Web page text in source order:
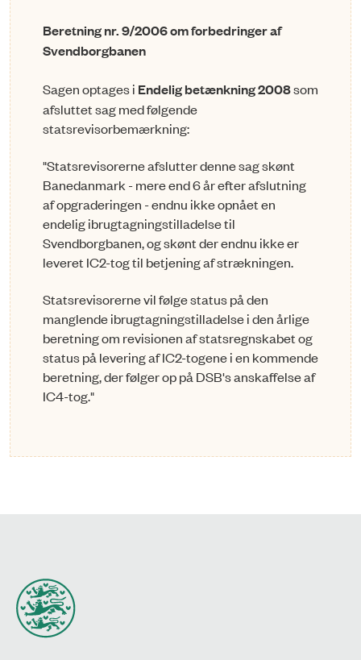
Beretning nr. 9/2006 om forbedringer af
Svendborgbanen
Sagen optages i Endelig betænkning 2008som
afsluttet sag med følgende
statsrevisorbemærkning:
"Statsrevisorerne afslutter denne sag skønt
Banedanmark - mere end 6 år efter afslutning
af opgraderingen - endnu ikke opnået en
endelig ibrugtagningstilladelse til
Svendborgbanen, og skønt der endnu ikke er
leveret IC2-tog til betjening af strækningen.
Statsrevisorerne vil følge status på den
manglende ibrugtagningstilladelse i den årlige
beretning om revisionen af statsregnskabet og
status på levering af IC2-togene i en kommende
beretning, der følger op på DSB's anskaffelse af
IC4-tog."